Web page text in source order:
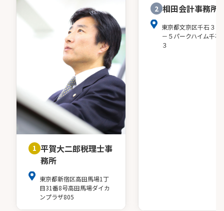
1 平賀大二郎税理士事
務所
東京都新宿区高田馬場1丁
目31番8号高田馬場ダイカ
ンプラザ805
2 相田会計事務所
東京都文京区千石３－
－５パークハイム千石
３